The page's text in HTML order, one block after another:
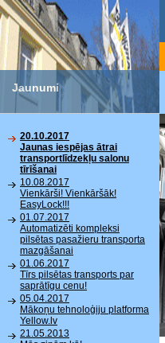
Jaunumi
20.10.2017
Jaunas iespējas ātrai
transportlīdzekļu salonu
tīrīšanai
10.08.2017
Vienkārši! Vienkāršāk!
EasyLock!!!
01.07.2017
Automatizēti kompleksi
pilsētas pasažieru transporta
mazgāšanai
01.06.2017
Tīrs pilsētas transports par
saprātīgu cenu!
05.04.2017
Mākoņu tehnoloģiju platforma
Yellow.lv
21.05.2013